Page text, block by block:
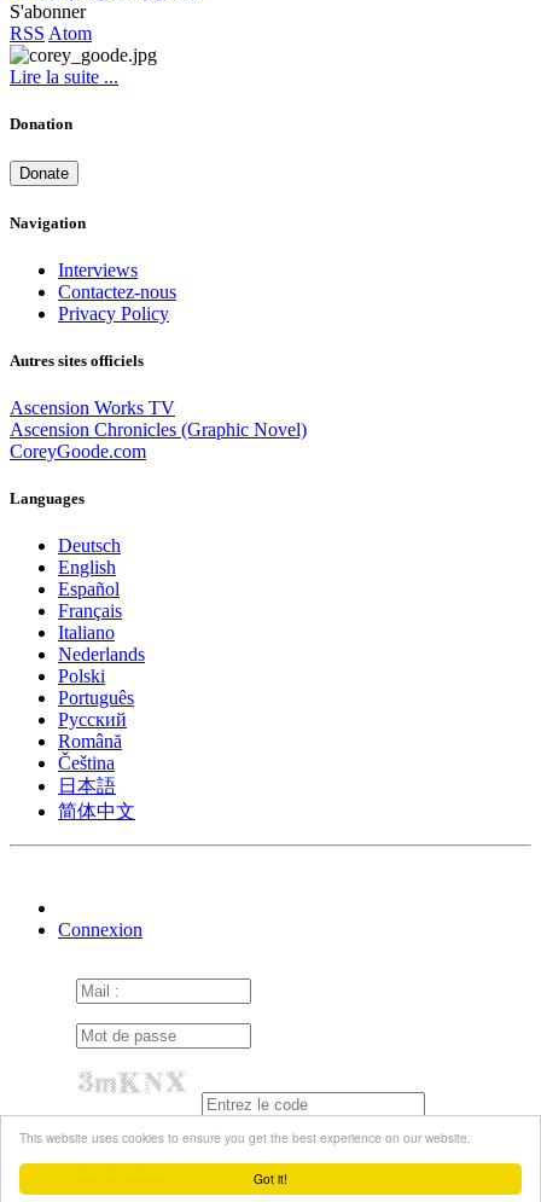
Got it!
This website uses cookies to ensure you get the best experience on our website.
S'abonner
RSS Atom
Lire la suite ...
Donation
Donate
Navigation
Interviews
Contactez-nous
Privacy Policy
Autres sites officiels
Ascension Works TV
Ascension Chronicles (Graphic Novel)
CoreyGoode.com
Languages
Deutsch
English
Español
Français
Italiano
Nederlands
Polski
Português
Pусский
Română
Čeština
日本語
简体中文
Connexion
Se souvenir de moi